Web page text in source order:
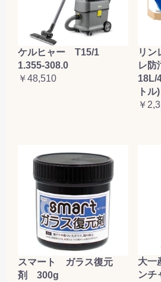
ケルヒャー T15/1
1.355-308.0
￥48,510
リン
レ防
18L/
トル)
￥
スマート ガラス復元
剤 300g
大一
ンチ